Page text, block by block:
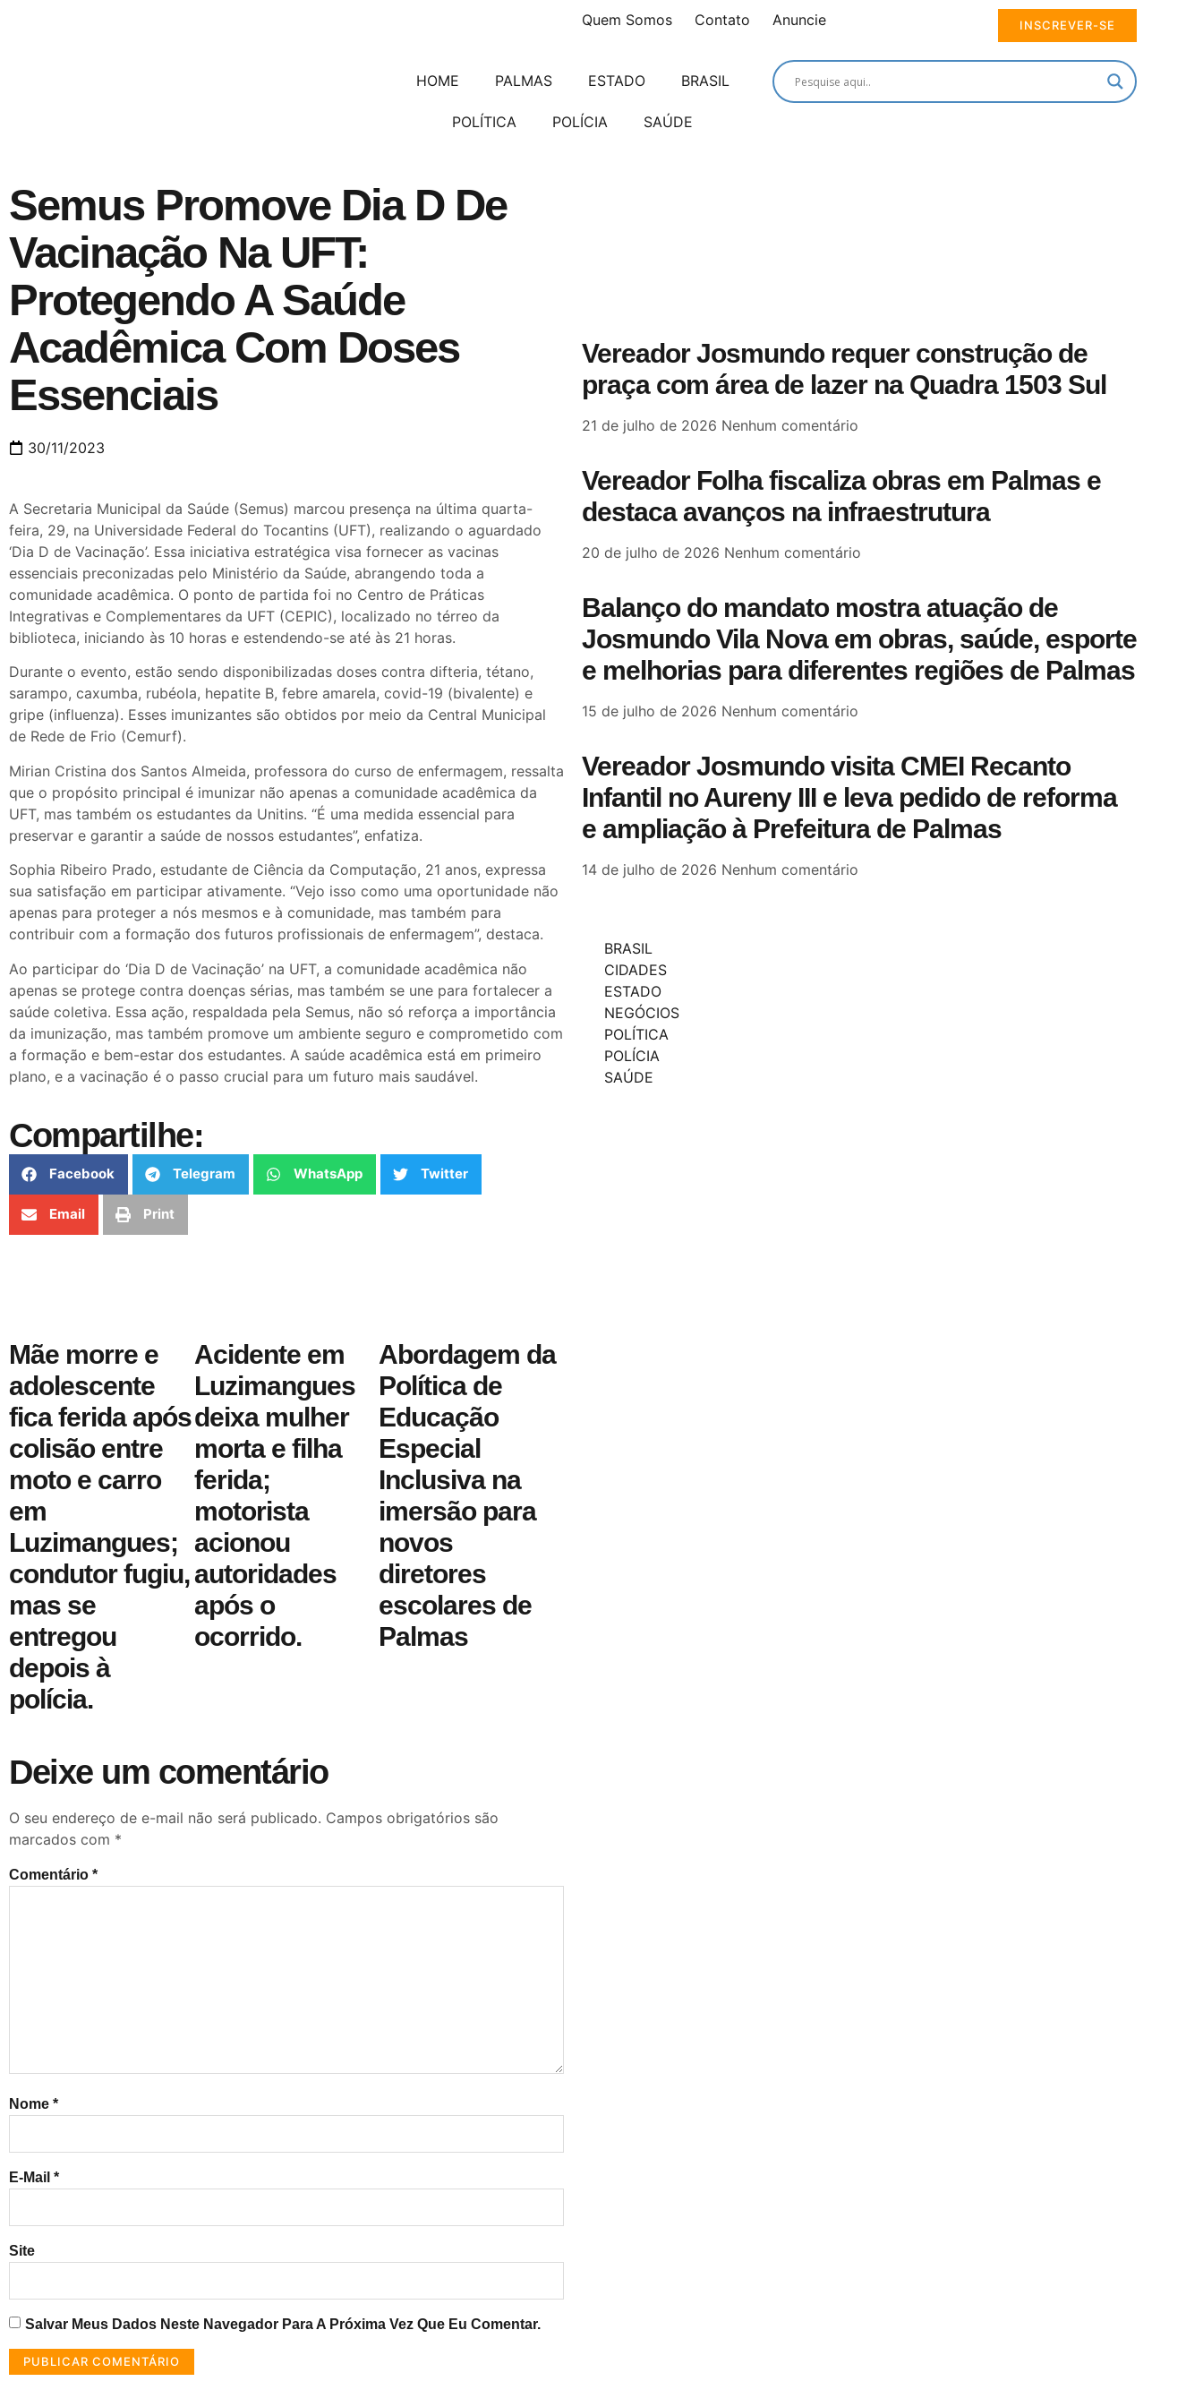
Quem Somos Contato Anuncie INSCREVER-SE
HOME PALMAS ESTADO BRASIL
POLÍTICA POLÍCIA SAÚDE
Semus Promove Dia D De
Vacinação Na UFT:
Protegendo A Saúde
Acadêmica Com Doses
Essenciais
30/11/2023
A Secretaria Municipal da Saúde (Semus) marcou presença na última quarta-
feira, 29, na Universidade Federal do Tocantins (UFT), realizando o aguardado
‘Dia D de Vacinação’. Essa iniciativa estratégica visa fornecer as vacinas
essenciais preconizadas pelo Ministério da Saúde, abrangendo toda a
comunidade acadêmica. O ponto de partida foi no Centro de Práticas
Integrativas e Complementares da UFT (CEPIC), localizado no térreo da
biblioteca, iniciando às 10 horas e estendendo-se até às 21 horas.
Durante o evento, estão sendo disponibilizadas doses contra difteria, tétano,
sarampo, caxumba, rubéola, hepatite B, febre amarela, covid-19 (bivalente) e
gripe (influenza). Esses imunizantes são obtidos por meio da Central Municipal
de Rede de Frio (Cemurf).
Mirian Cristina dos Santos Almeida, professora do curso de enfermagem, ressalta
que o propósito principal é imunizar não apenas a comunidade acadêmica da
UFT, mas também os estudantes da Unitins. “É uma medida essencial para
preservar e garantir a saúde de nossos estudantes”, enfatiza.
Sophia Ribeiro Prado, estudante de Ciência da Computação, 21 anos, expressa
sua satisfação em participar ativamente. “Vejo isso como uma oportunidade não
apenas para proteger a nós mesmos e à comunidade, mas também para
contribuir com a formação dos futuros profissionais de enfermagem”, destaca.
Ao participar do ‘Dia D de Vacinação’ na UFT, a comunidade acadêmica não
apenas se protege contra doenças sérias, mas também se une para fortalecer a
saúde coletiva. Essa ação, respaldada pela Semus, não só reforça a importância
da imunização, mas também promove um ambiente seguro e comprometido com
a formação e bem-estar dos estudantes. A saúde acadêmica está em primeiro
plano, e a vacinação é o passo crucial para um futuro mais saudável.
Compartilhe:
Facebook Telegram WhatsApp Twitter
Email Print
Mãe morre e
adolescente
fica ferida após
colisão entre
moto e carro
em
Luzimangues;
condutor fugiu,
mas se
entregou
depois à
polícia.
Acidente em
Luzimangues
deixa mulher
morta e filha
ferida;
motorista
acionou
autoridades
após o
ocorrido.
Abordagem da
Política de
Educação
Especial
Inclusiva na
imersão para
novos
diretores
escolares de
Palmas
Deixe um comentário
O seu endereço de e-mail não será publicado. Campos obrigatórios são
marcados com *
Comentário *
Nome *
E-Mail *
Site
Salvar Meus Dados Neste Navegador Para A Próxima Vez Que Eu Comentar.
Vereador Josmundo requer construção de
praça com área de lazer na Quadra 1503 Sul
21 de julho de 2026 Nenhum comentário
Vereador Folha fiscaliza obras em Palmas e
destaca avanços na infraestrutura
20 de julho de 2026 Nenhum comentário
Balanço do mandato mostra atuação de
Josmundo Vila Nova em obras, saúde, esporte
e melhorias para diferentes regiões de Palmas
15 de julho de 2026 Nenhum comentário
Vereador Josmundo visita CMEI Recanto
Infantil no Aureny III e leva pedido de reforma
e ampliação à Prefeitura de Palmas
14 de julho de 2026 Nenhum comentário
BRASIL
CIDADES
ESTADO
NEGÓCIOS
POLÍTICA
POLÍCIA
SAÚDE